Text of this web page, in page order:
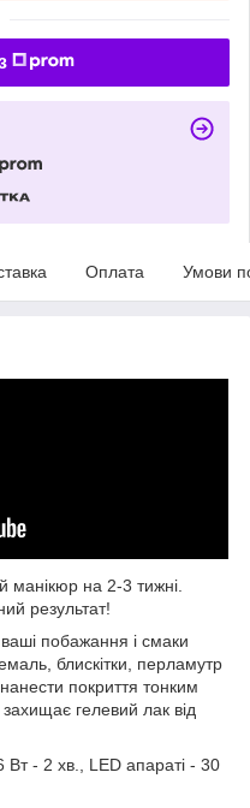
Оплата Умови
манікюр на 2-3 тижні.
результат!
побажання і смаки
блискітки, перламутр
покриття тонким
гелевий лак від
Вт - 2 хв., LED апараті - 30